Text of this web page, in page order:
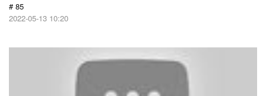
# 85
2022-05-13 10:20